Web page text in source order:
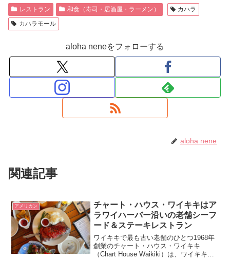
レストラン 和食（寿司・居酒屋・ラーメン）
カハラ
カハラモール
aloha neneをフォローする
aloha nene
関連記事
アメリカン
チャート・ハウス・ワイキキはア
ラワイハーバー沿いの老舗シーフ
ード＆ステーキレストラン
ワイキキで最も古い老舗のひとつ1968年
創業のチャート・ハウス・ワイキキ
（Chart House Waikiki）は、ワイキキの